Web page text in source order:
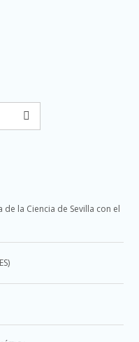
de la Ciencia de Sevilla con el